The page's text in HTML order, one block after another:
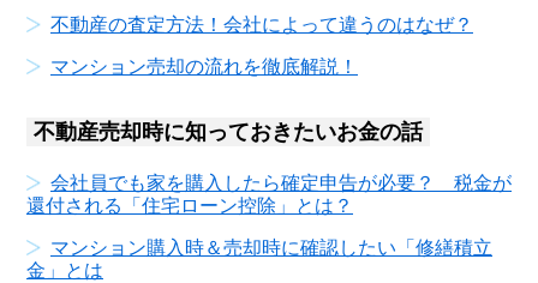
不動産の査定方法！会社によって違うのはなぜ？
マンション売却の流れを徹底解説！
不動産売却時に知っておきたいお金の話
会社員でも家を購入したら確定申告が必要？ 税金が
還付される「住宅ローン控除」とは？
マンション購入時＆売却時に確認したい「修繕積立
金」とは